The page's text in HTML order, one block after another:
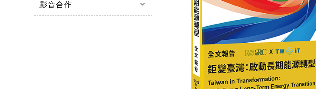
影音合作 keyboard_arrow_down